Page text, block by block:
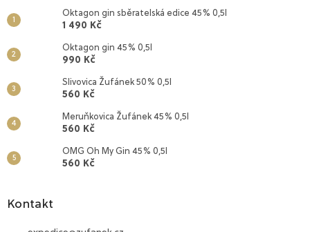
Oktagon gin sběratelská edice 45% 0,5l
1 490 Kč
Oktagon gin 45% 0,5l
990 Kč
Slivovica Žufánek 50% 0,5l
560 Kč
Meruňkovica Žufánek 45% 0,5l
560 Kč
OMG Oh My Gin 45% 0,5l
560 Kč
Kontakt